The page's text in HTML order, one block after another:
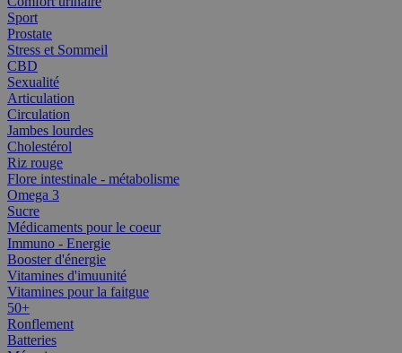
Sport
Prostate
Stress et Sommeil
CBD
Sexualité
Articulation
Circulation
Jambes lourdes
Cholestérol
Riz rouge
Flore intestinale - métabolisme
Omega 3
Sucre
Médicaments pour le coeur
Immuno - Energie
Booster d'énergie
Vitamines d'imuunité
Vitamines pour la faitgue
50+
Ronflement
Batteries